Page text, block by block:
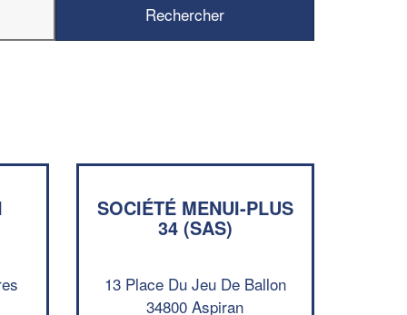
SOCIÉTÉ MENUI-PLUS
34 (SAS)
13 Place Du Jeu De Ballon
34800 Aspiran
professionnel ?
Augmentez votre